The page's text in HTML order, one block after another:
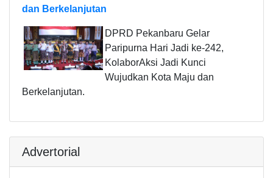
dan Berkelanjutan
DPRD Pekanbaru Gelar
Paripurna Hari Jadi ke-242,
KolaborAksi Jadi Kunci
Wujudkan Kota Maju dan
Berkelanjutan.
Advertorial